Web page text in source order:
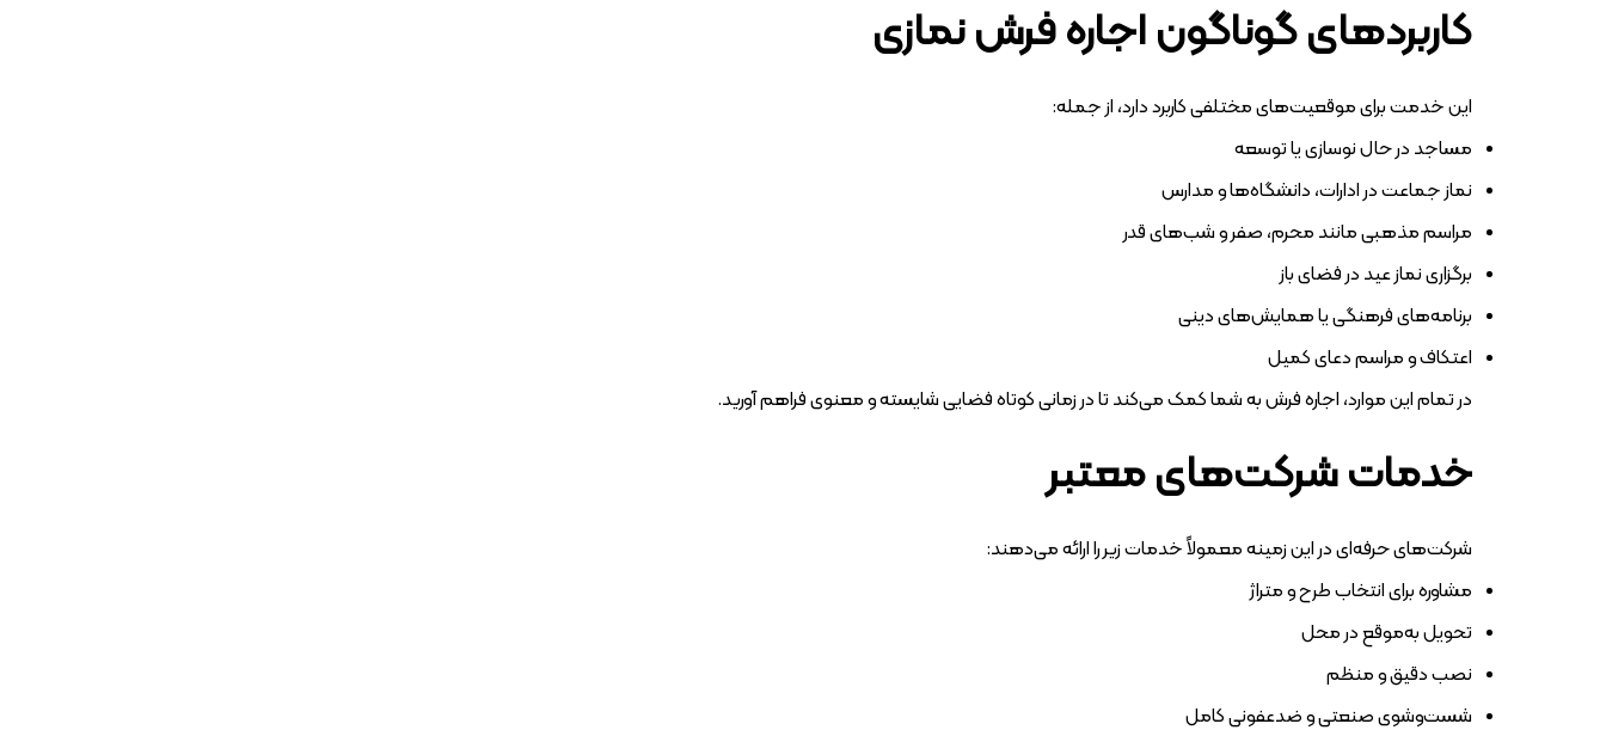
کاربردهای گوناگون اجاره فرش نمازی
این خدمت برای موقعیت‌های مختلفی کاربرد دارد، از جمله:
مساجد در حال نوسازی یا توسعه
نماز جماعت در ادارات، دانشگاه‌ها و مدارس
مراسم مذهبی مانند محرم، صفر و شب‌های قدر
برگزاری نماز عید در فضای باز
برنامه‌های فرهنگی یا همایش‌های دینی
اعتکاف و مراسم دعای کمیل
در تمام این موارد، اجاره فرش به شما کمک می‌کند تا در زمانی کوتاه فضایی شایسته و معنوی فراهم آورید.
خدمات شرکت‌های معتبر
شرکت‌های حرفه‌ای در این زمینه معمولاً خدمات زیر را ارائه می‌دهند:
مشاوره برای انتخاب طرح و متراژ
تحویل به‌موقع در محل
نصب دقیق و منظم
شست‌وشوی صنعتی و ضدعفونی کامل